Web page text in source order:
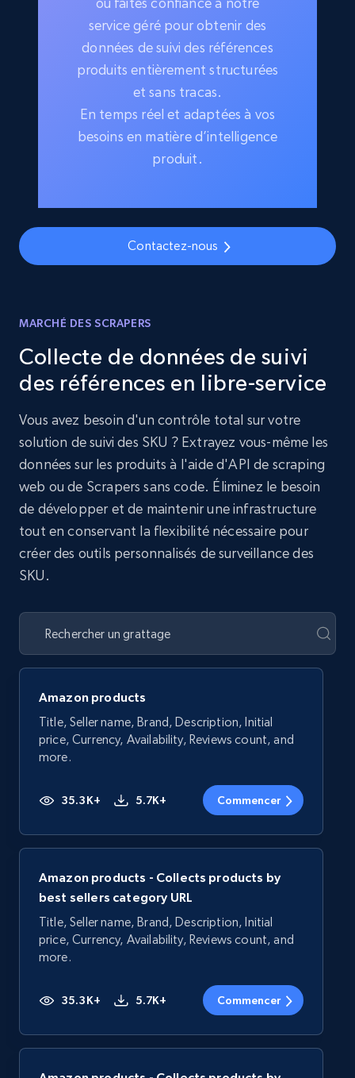
service géré pour obtenir des
données de suivi des références
produits entièrement structurées
et sans tracas.
En temps réel et adaptées à vos
besoins en matière d’intelligence
produit.
Contactez-nous
MARCHÉ DES SCRAPERS
Collecte de données de suivi
des références en libre-service
Vous avez besoin d'un contrôle total sur votre
solution de suivi des SKU ? Extrayez vous-même les
données sur les produits à l'aide d'API de scraping
web ou de Scrapers sans code. Éliminez le besoin
de développer et de maintenir une infrastructure
tout en conservant la flexibilité nécessaire pour
créer des outils personnalisés de surveillance des
SKU.
Amazon products
Title, Seller name, Brand, Description, Initial
price, Currency, Availability, Reviews count, and
more.
35.3K+ 5.7K+ Commencer
Amazon products - Collects products by
best sellers category URL
Title, Seller name, Brand, Description, Initial
price, Currency, Availability, Reviews count, and
more.
35.3K+ 5.7K+ Commencer